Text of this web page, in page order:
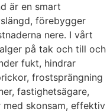
är en smart
förebygger
nere. I vårt
på tak och till och
fukt, hindrar
frostsprängning
fastighetsägare,
skonsam, effektiv